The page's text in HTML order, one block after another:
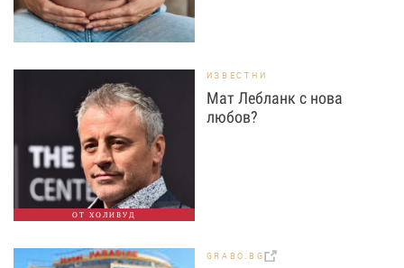
ОТ ХОЛИВУД
ИЗВЕСТНИ
Мат Лебланк с нова
любов?
GRABO.BG